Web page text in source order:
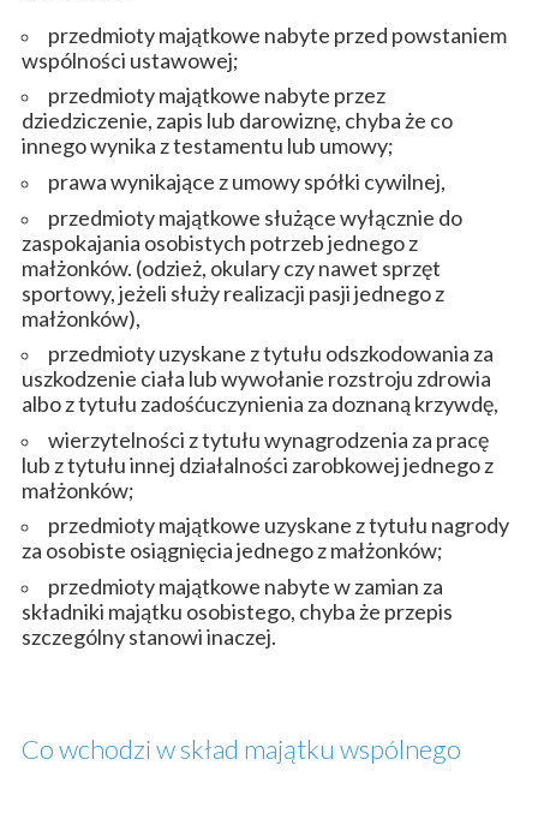
przedmioty majątkowe nabyte przed powstaniem
wspólności ustawowej;
przedmioty majątkowe nabyte przez
dziedziczenie, zapis lub darowiznę, chyba że co
innego wynika z testamentu lub umowy;
prawa wynikające z umowy spółki cywilnej,
przedmioty majątkowe służące wyłącznie do
zaspokajania osobistych potrzeb jednego z
małżonków. (odzież, okulary czy nawet sprzęt
sportowy, jeżeli służy realizacji pasji jednego z
małżonków),
przedmioty uzyskane z tytułu odszkodowania za
uszkodzenie ciała lub wywołanie rozstroju zdrowia
albo z tytułu zadośćuczynienia za doznaną krzywdę,
wierzytelności z tytułu wynagrodzenia za pracę
lub z tytułu innej działalności zarobkowej jednego z
małżonków;
przedmioty majątkowe uzyskane z tytułu nagrody
za osobiste osiągnięcia jednego z małżonków;
przedmioty majątkowe nabyte w zamian za
składniki majątku osobistego, chyba że przepis
szczególny stanowi inaczej.
Co wchodzi w skład majątku wspólnego